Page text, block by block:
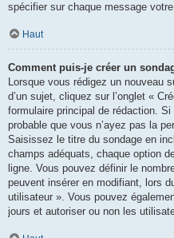
spécifier sur chaque message
Haut
Comment puis-je créer un
Lorsque vous rédigez un nouveau
d’un sujet, cliquez sur l’onglet «
formulaire principal de rédaction.
probable que vous n’ayez pas la
Saisissez le titre du sondage en
champs adéquats, chaque option
ligne. Vous pouvez définir le
peuvent insérer en modifiant, lors
utilisateur ». Vous pouvez
jours et autoriser ou non les